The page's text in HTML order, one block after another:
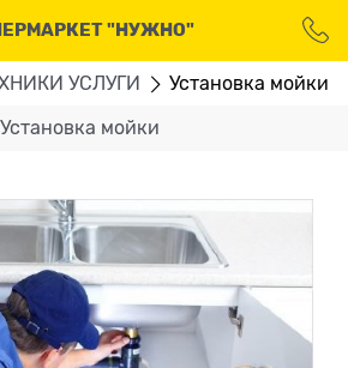
"НУЖНО"
УСЛУГИ Установка мойки
Установка мойки